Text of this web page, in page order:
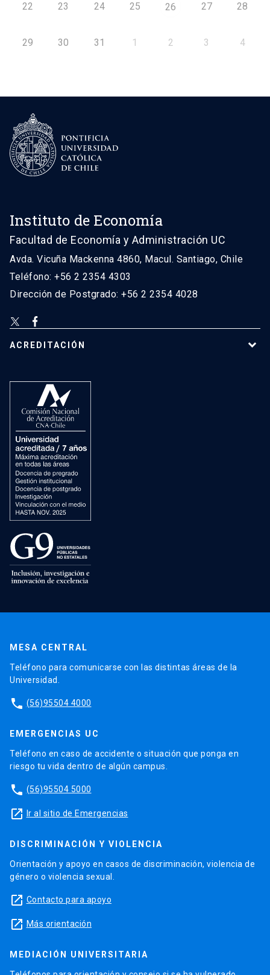
22 23 24 25 26 27 28
29 30 31 1 2 3 4
Instituto de Economía
Facultad de Economía y Administración UC
Avda. Vicuña Mackenna 4860, Macul. Santiago, Chile
Teléfono: +56 2 2354 4303
Dirección de Postgrado: +56 2 2354 4028
ACREDITACIÓN
MESA CENTRAL
Teléfono para comunicarse con las distintas áreas de la
Universidad.
phone (56)95504 4000
EMERGENCIAS UC
Teléfono en caso de accidente o situación que ponga en
riesgo tu vida dentro de algún campus.
phone (56)95504 5000
launch Ir al sitio de Emergencias
DISCRIMINACIÓN Y VIOLENCIA
Orientación y apoyo en casos de discriminación, violencia de
género o violencia sexual.
launch Contacto para apoyo
launch Más orientación
MEDIACIÓN UNIVERSITARIA